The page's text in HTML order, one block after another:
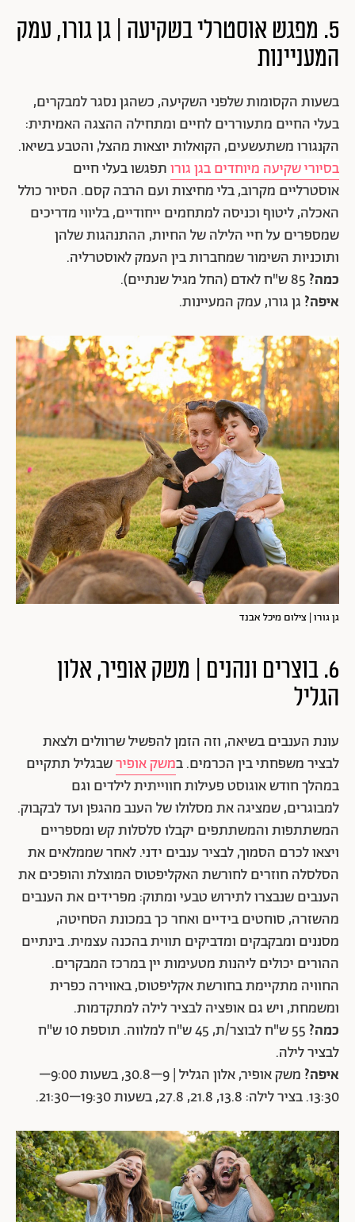
5. מפגש אוסטרלי בשקיעה | גן גורו, עמק
המעניינות
בשעות הקסומות שלפני השקיעה, כשהגן נסגר למבקרים,
בעלי החיים מתעוררים לחיים ומתחילה ההצגה האמיתית:
הקנגורו משתעשעים, הקואלות יוצאות מהצל, והטבע בשיאו.
בסיורי שקיעה מיוחדים בגן גורותפגשו בעלי חיים
אוסטרליים מקרוב, בלי מחיצות ועם הרבה קסם. הסיור כולל
האכלה, ליטוף וכניסה למתחמים ייחודיים, בליווי מדריכים
שמספרים על חיי הלילה של החיות, ההתנהגות שלהן
ותוכניות השימור שמחברות בין העמק לאוסטרליה.
כמה?
איפה? גן גורו, עמק המעיינות.
גן גורו | צילום מיכל אבנד
6. בוצרים ונהנים | משק אופיר, אלון
הגליל
עונת הענבים בשיאה, וזה הזמן להפשיל שרוולים ולצאת
לבציר משפחתי בין הכרמים. במשק אופירשבגליל תתקיים
במהלך חודש אוגוסט פעילות חווייתית לילדים וגם
למבוגרים, שמציגה את מסלולו של הענב מהגפן ועד לבקבוק.
המשתתפות והמשתתפים יקבלו סלסלות קש ומספריים
ויצאו לכרם הסמוך, לבציר ענבים ידני. לאחר שממלאים את
הסלסלה חוזרים לחורשת האקליפטוס המוצלת והופכים את
הענבים שנבצרו לתירוש טבעי ומתוק: מפרידים את הענבים
מהשזרה, סוחטים בידיים ואחר כך במכונת הסחיטה,
מסננים ומבקבקים ומדביקים תווית בהכנה עצמית. בינתיים
ההורים יכולים ליהנות מטעימות יין במרכז המבקרים.
החוויה מתקיימת בחורשת אקליפטוס, באווירה כפרית
ומשמחת, ויש גם אופציה לבציר לילה למתקדמות.
כמה?
55 ש"ח לבוצר/ת, 45 ש"ח למלווה. תוספת 10 ש"ח
לבציר לילה.
איפה?
משק אופיר, אלון הגליל | 9–30.8, בשעות 9:00–
13:30. בציר לילה: 13.8, 21.8, 27.8, בשעות 19:30–21:30.